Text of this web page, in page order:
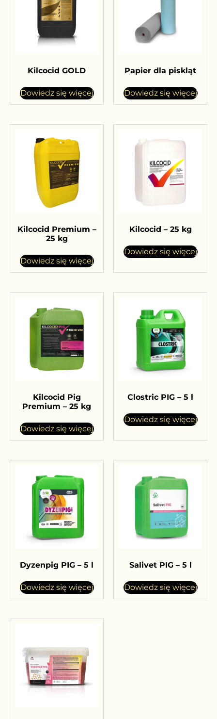
Kilcocid GOLD
Dowiedz się więcej
Papier dla piskląt
Dowiedz się więcej
Kilcocid Premium –
25 kg
Dowiedz się więcej
Kilcocid – 25 kg
Dowiedz się więcej
Kilcocid Pig
Premium – 25 kg
Dowiedz się więcej
Clostric PIG – 5 l
Dowiedz się więcej
Dyzenpig PIG – 5 l
Dowiedz się więcej
Salivet PIG – 5 l
Dowiedz się więcej